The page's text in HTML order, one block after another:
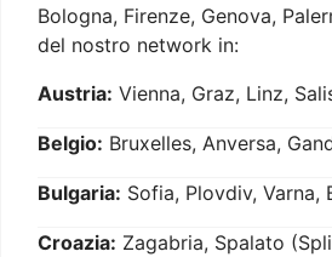
Bologna, Firenze, Genova,
del nostro network in:
Austria: Vienna, Graz, Linz,
Belgio: Bruxelles, Anversa,
Bulgaria: Sofia, Plovdiv, Varna,
Croazia: Zagabria, Spalato